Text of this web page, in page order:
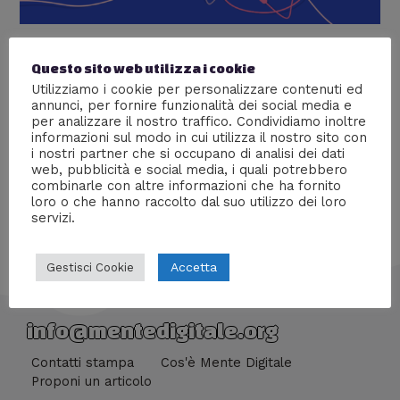
Alla Scoperta di Spotify
Lascia un commento /Tecnologia/ DiMonica Fix
Monica Fix ci accompagnerà in questa nuova avventura
tutta musicale
info@mentedigitale.org
Contatti stampa
Cos'è Mente Digitale
Proponi un articolo
Questo sito web utilizza i cookie
Utilizziamo i cookie per personalizzare contenuti ed
annunci, per fornire funzionalità dei social media e
per analizzare il nostro traffico. Condividiamo inoltre
informazioni sul modo in cui utilizza il nostro sito con
i nostri partner che si occupano di analisi dei dati
web, pubblicità e social media, i quali potrebbero
combinarle con altre informazioni che ha fornito
loro o che hanno raccolto dal suo utilizzo dei loro
servizi.
Gestisci Cookie Accetta